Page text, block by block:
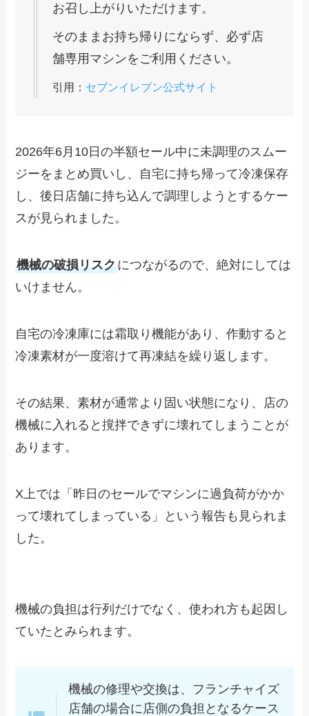
お召し上がりいただけます。
そのままお持ち帰りにならず、必ず店
舗専用マシンをご利用ください。
引用： セブンイレブン公式サイト
2026年6月10日の半額セール中に未調理のスムー
ジーをまとめ買いし、自宅に持ち帰って冷凍保存
し、後日店舗に持ち込んで調理しようとするケー
スが見られました。
機械の破損リスクにつながるので、絶対にしては
いけません。
自宅の冷凍庫には霜取り機能があり、作動すると
冷凍素材が一度溶けて再凍結を繰り返します。
その結果、素材が通常より固い状態になり、店の
機械に入れると撹拌できずに壊れてしまうことが
あります。
X上では「昨日のセールでマシンに過負荷がかか
って壊れてしまっている」という報告も見られま
した。
機械の負担は行列だけでなく、使われ方も起因し
ていたとみられます。
機械の修理や交換は、フランチャイズ
店舗の場合に店側の負担となるケース